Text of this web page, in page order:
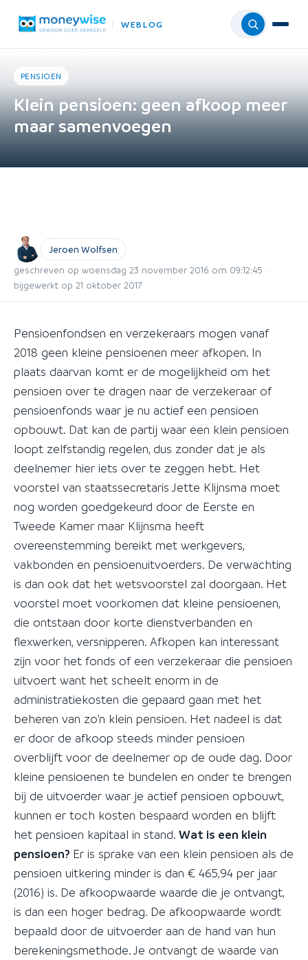
WEBLOG Menu
PENSIOEN
Klein pensioen: geen afkoop meer
maar samenvoegen
Jeroen Wolfsen
geschreven op woensdag 23 november 2016 om 09:12:45 ·
bijgewerkt op 21 oktober 2017
Pensioenfondsen en verzekeraars mogen vanaf
2018 geen kleine pensioenen meer afkopen. In
plaats daarvan komt er de mogelijkheid om het
pensioen over te dragen naar de verzekeraar of
pensioenfonds waar je nu actief een pensioen
opbouwt. Dat kan de partij waar een klein pensioen
loopt zelfstandig regelen, dus zonder dat je als
deelnemer hier iets over te zeggen hebt. Het
voorstel van staatssecretaris Jette Klijnsma moet
nog worden goedgekeurd door de Eerste en
Tweede Kamer maar Klijnsma heeft
overeenstemming bereikt met werkgevers,
vakbonden en pensioenuitvoerders. De verwachting
is dan ook dat het wetsvoorstel zal doorgaan. Het
voorstel moet voorkomen dat kleine pensioenen,
die ontstaan door korte dienstverbanden en
flexwerken, versnipperen. Afkopen kan interessant
zijn voor het fonds of een verzekeraar die pensioen
uitvoert want het scheelt enorm in de
administratiekosten die gepaard gaan met het
beheren van zo’n klein pensioen. Het nadeel is dat
er door de afkoop steeds minder pensioen
overblijft voor de deelnemer op de oude dag. Door
kleine pensioenen te bundelen en onder te brengen
bij de uitvoerder waar je actief pensioen opbouwt,
kunnen er toch kosten bespaard worden en blijft
het pensioen kapitaal in stand. Wat is een klein
pensioen? Er is sprake van een klein pensioen als de
pensioen uitkering minder is dan € 465,94 per jaar
(2016) is. De afkoopwaarde waarde die je ontvangt,
is dan een hoger bedrag. De afkoopwaarde wordt
bepaald door de uitvoerder aan de hand van hun
berekeningsmethode. Je ontvangt de waarde van